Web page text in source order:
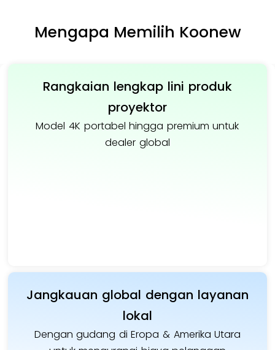
Mengapa Memilih Koonew
Rangkaian lengkap lini produk
proyektor
Model 4K portabel hingga premium untuk
dealer global
Jangkauan global dengan layanan
lokal
Dengan gudang di Eropa & Amerika Utara